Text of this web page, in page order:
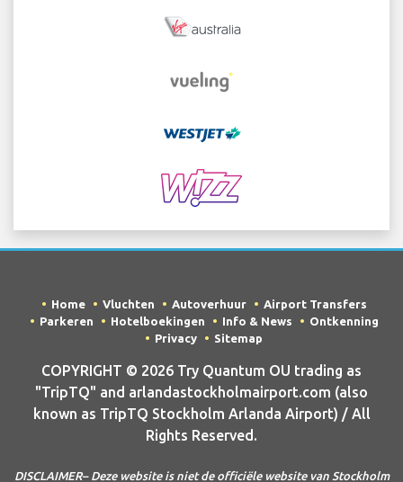
Home Vluchten Autoverhuur
Airport Transfers
Parkeren
Hotelboekingen Info & News
Ontkenning
Privacy
Sitemap
COPYRIGHT © 2026 Try Quantum OU trading as
"TripTQ" and arlandastockholmairport.com (also
known as TripTQ Stockholm Arlanda Airport) / All
Rights Reserved.
DISCLAIMER– Deze website is niet de officiële website van Stockholm